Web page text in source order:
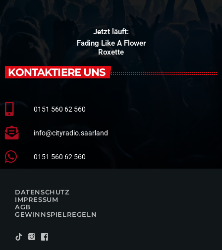
Jetzt läuft:
Fading Like A Flower
Roxette
KONTAKTIERE UNS
0151 560 62 560
info@cityradio.saarland
0151 560 62 560
DATENSCHUTZ
IMPRESSUM
AGB
GEWINNSPIELREGELN